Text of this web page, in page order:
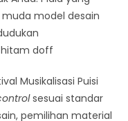
model desain
hitam doff
Musikalisasi Puisi
sesuai standar
pemilihan material